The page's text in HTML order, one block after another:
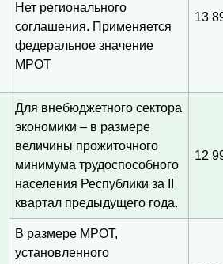
Нет регионального
соглашения. Применяется
федеральное значение
МРОТ
13
Для внебюджетного сектора
экономики – в размере
величины прожиточного
минимума трудоспособного
населения Республики за II
квартал предыдущего года.
12
В размере МРОТ,
установленного